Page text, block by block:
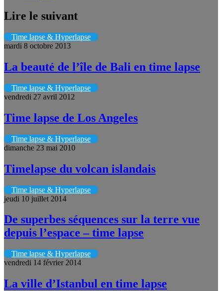
Lire le suivant
Time lapse & Hyperlapse
mardi 8 octobre 2013
La beauté de l’île de Bali en time lapse
Time lapse & Hyperlapse
vendredi 27 avril 2012
Time lapse de Los Angeles
Time lapse & Hyperlapse
dimanche 23 mai 2010
Timelapse du volcan islandais
Time lapse & Hyperlapse
jeudi 10 juillet 2014
De superbes séquences sur la terre vue
depuis l’espace – time lapse
Time lapse & Hyperlapse
vendredi 14 février 2014
La ville d’Istanbul en time lapse